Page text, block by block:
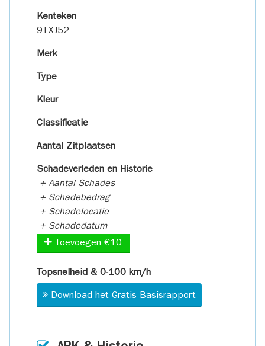
Kenteken
9TXJ52
Merk
Type
Kleur
Classificatie
Aantal Zitplaatsen
Schadeverleden en Historie
+ Aantal Schades
+ Schadebedrag
+ Schadelocatie
+ Schadedatum
Toevoegen €10
Topsnelheid & 0-100 km/h
Download het Gratis Basisrapport